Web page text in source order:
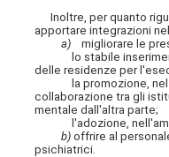
Inoltre, per quanto
apportare integrazioni
a) migliorare le
lo stabile inserimento
delle residenze per
la promozione, nel
collaborazione tra gli
mentale dall'altra parte;
l'adozione,
b) offrire al
psichiatrici.